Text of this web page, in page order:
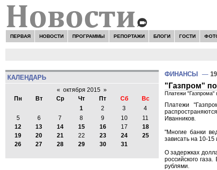
ПЕРВАЯ НОВОСТИ ПРОГРАММЫ РЕПОРТАЖИ БЛОГИ ГОСТИ
КАЛЕНДАРЬ
« октября 2015 »
Пн
Вт Ср Чт Пт Сб
Вс
1
2 3
4
5
6 7 8 9 10
11
12
13 14 15 16 17
18
19
20 21 22 23 24
25
26
27 28 29 30 31
ФИНАНСЫ —
"Газпром"
Платежи "Газпрома"
Платежи
Иванников.
"Многие банки
зависать на 10-
О задержках
российского
рублями.